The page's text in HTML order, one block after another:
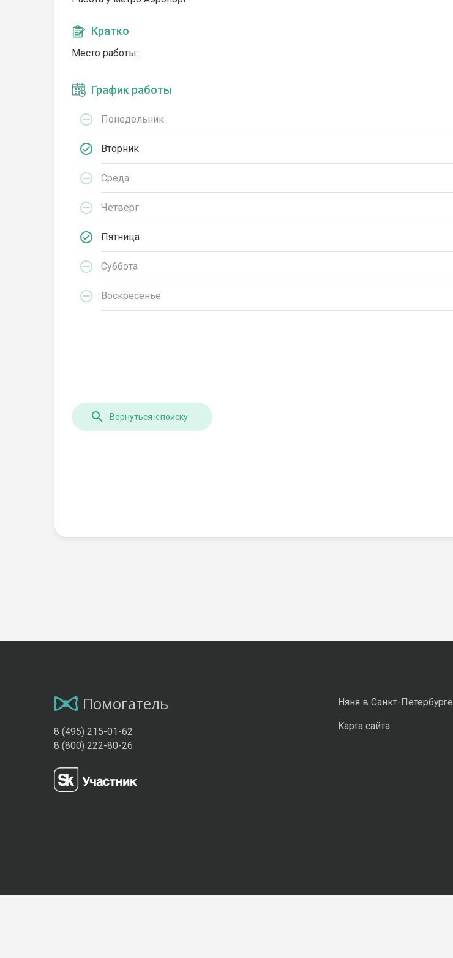
Кратко
Место работы:
График работы
Понедельник
Вторник
Среда
Четверг
Пятница
Суббота
Воскресенье
Вернуться к поиску
Помогатель
8 (495) 215-01-62
8 (800) 222-80-26
Няня в Санкт-Петербурге
Карта сайта